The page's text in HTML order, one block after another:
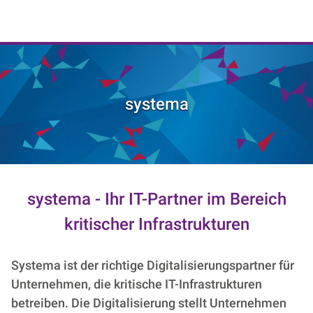
systema
systema - Ihr IT-Partner im Bereich
kritischer Infrastrukturen
Systema ist der richtige Digitalisierungspartner für
Unternehmen, die kritische IT-Infrastrukturen
betreiben. Die Digitalisierung stellt Unternehmen